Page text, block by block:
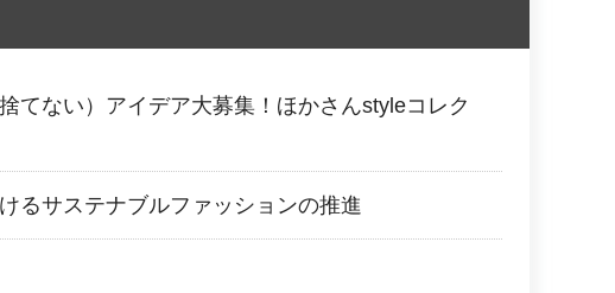
てない）アイデア大募集！ほかさんstyleコレク
るサステナブルファッションの推進